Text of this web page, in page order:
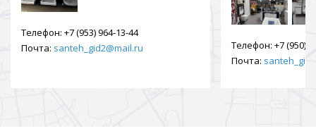
Телефон: +7 (953) 964-13-44
Почта: santeh_gid2@mail.ru Телефон: +7 (950)
Почта: